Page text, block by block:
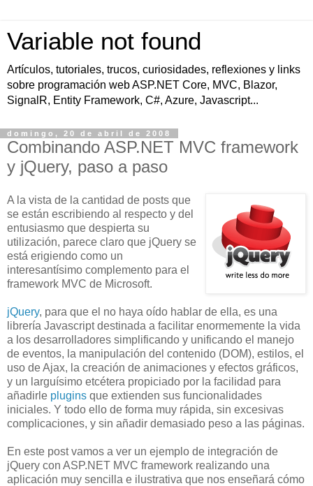
Variable not found
Artículos, tutoriales, trucos, curiosidades, reflexiones y links
sobre programación web ASP.NET Core, MVC, Blazor,
SignalR, Entity Framework, C#, Azure, Javascript...
domingo, 20 de abril de 2008
Combinando ASP.NET MVC framework
y jQuery, paso a paso
A la vista de la cantidad de posts que
se están escribiendo al respecto y del
entusiasmo que despierta su
utilización, parece claro que jQuery se
está erigiendo como un
interesantísimo complemento para el
framework MVC de Microsoft.
jQuery, para que el no haya oído hablar de ella, es una
librería Javascript destinada a facilitar enormemente la vida
a los desarrolladores simplificando y unificando el manejo
de eventos, la manipulación del contenido (DOM), estilos, el
uso de Ajax, la creación de animaciones y efectos gráficos,
y un larguísimo etcétera propiciado por la facilidad para
añadirle plugins que extienden sus funcionalidades
iniciales. Y todo ello de forma muy rápida, sin excesivas
complicaciones, y sin añadir demasiado peso a las páginas.
En este post vamos a ver un ejemplo de integración de
jQuery con ASP.NET MVC framework realizando una
aplicación muy sencilla e ilustrativa que nos enseñará cómo